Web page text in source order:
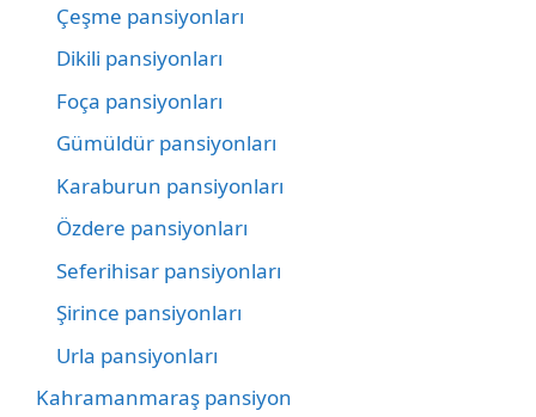
Çeşme pansiyonları
Dikili pansiyonları
Foça pansiyonları
Gümüldür pansiyonları
Karaburun pansiyonları
Özdere pansiyonları
Seferihisar pansiyonları
Şirince pansiyonları
Urla pansiyonları
Kahramanmaraş pansiyon